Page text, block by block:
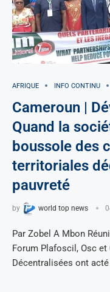
AFRIQUE INFO CONTINU
Cameroun |
Quand la
boussole des
territoriales
pauvreté
by world top news
Par Zobel A Mbon
Forum Plafoscil, Osc
Décentralisées ont